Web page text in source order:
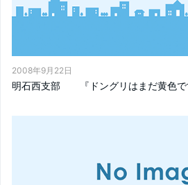
2008年9月22日
明石西支部 『ドングリはまだ黄色で